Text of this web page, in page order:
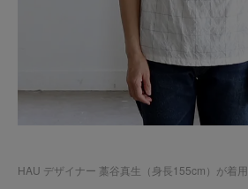
HAU デザイナー 藁谷真生（身長155cm）が着用